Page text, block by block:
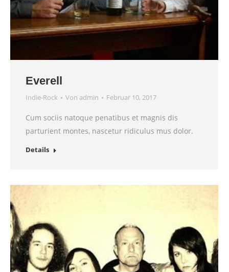
Everell
Indie-Rock Von admin Februar 10, 2017
Cum sociis natoque penatibus et magnis dis
parturient montes, nascetur ridiculus mus dolor.
Details